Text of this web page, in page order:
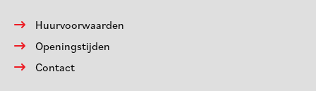
Huurvoorwaarden
Openingstijden
Contact